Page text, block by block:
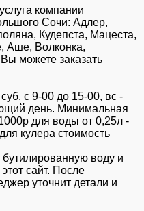
компании
Сочи: Адлер,
Кудепста, Мацеста,
Аше, Волконка,
можете заказать
c 9-00 до 15-00, вс -
день. Минимальная
для воды от 0,25л -
кулера стоимость
воду и
сайт. После
уточнит детали и